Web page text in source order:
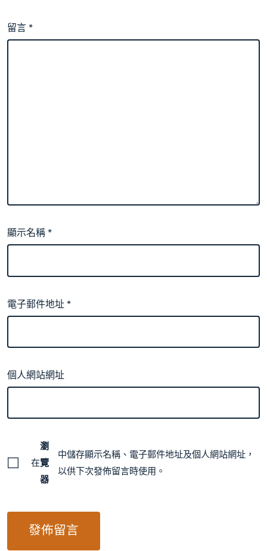
留言*
顯示名稱*
電子郵件地址*
個人網站網址
在
瀏
覽
器
中儲存顯示名稱、電子郵件地址及個人網站網址，
以供下次發佈留言時使用。